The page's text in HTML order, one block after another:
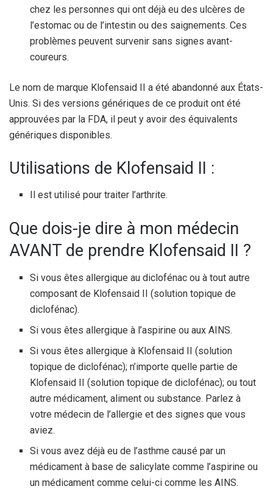
chez les personnes qui ont déjà eu des ulcères de
l’estomac ou de l’intestin ou des saignements. Ces
problèmes peuvent survenir sans signes avant-
coureurs.
Le nom de marque Klofensaid II a été abandonné aux États-
Unis. Si des versions génériques de ce produit ont été
approuvées par la FDA, il peut y avoir des équivalents
génériques disponibles.
Utilisations de Klofensaid II :
Il est utilisé pour traiter l’arthrite.
Que dois-je dire à mon médecin
AVANT de prendre Klofensaid II ?
Si vous êtes allergique au diclofénac ou à tout autre
composant de Klofensaid II (solution topique de
diclofénac).
Si vous êtes allergique à l’aspirine ou aux AINS.
Si vous êtes allergique à Klofensaid II (solution
topique de diclofénac); n’importe quelle partie de
Klofensaid II (solution topique de diclofénac); ou tout
autre médicament, aliment ou substance. Parlez à
votre médecin de l’allergie et des signes que vous
aviez.
Si vous avez déjà eu de l’asthme causé par un
médicament à base de salicylate comme l’aspirine ou
un médicament comme celui-ci comme les AINS.